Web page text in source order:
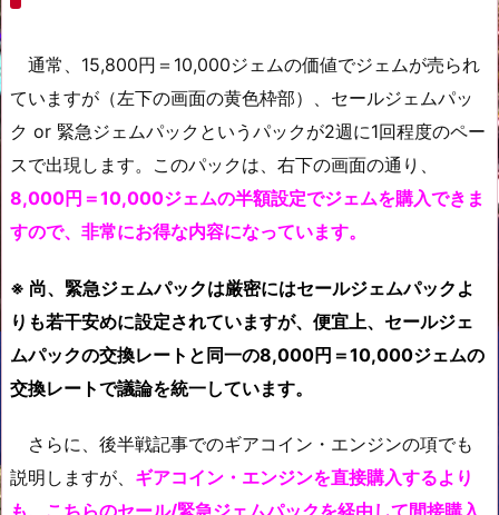
通常、15,800円＝10,000ジェムの価値でジェムが売られ
ていますが（左下の画面の黄色枠部）、セールジェムパッ
ク or 緊急ジェムパックというパックが2週に1回程度のペー
スで出現します。このパックは、右下の画面の通り、
8,000円＝10,000ジェムの半額設定でジェムを購入できま
すので、非常にお得な内容になっています。
※ 尚、緊急ジェムパックは厳密にはセールジェムパックよ
りも若干安めに設定されていますが、便宜上、セールジェ
ムパックの交換レートと同一の8,000円＝10,000ジェムの
交換レートで議論を統一しています。
さらに、後半戦記事でのギアコイン・エンジンの項でも
説明しますが、 ギアコイン・エンジンを直接購入するより